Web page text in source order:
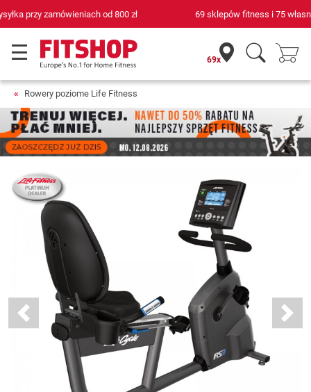
69 sklepów fitness i 75 własnych techników serwisowych
69x
Rowery poziome Life Fitness
Previous Next